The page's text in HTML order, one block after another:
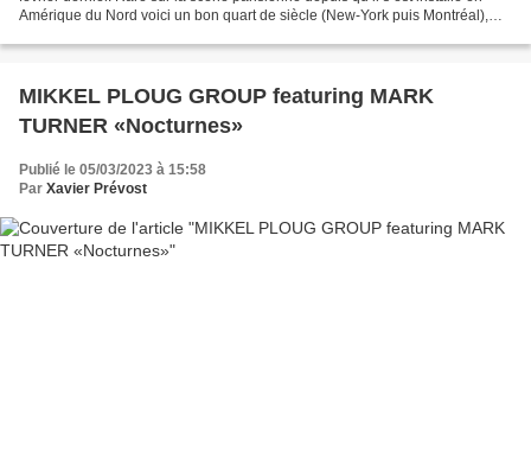
Amérique du Nord voici un bon quart de siècle (New-York puis Montréal),
MIKKEL PLOUG GROUP featuring MARK
TURNER «Nocturnes»
Publié le 05/03/2023 à 15:58
Par Xavier Prévost